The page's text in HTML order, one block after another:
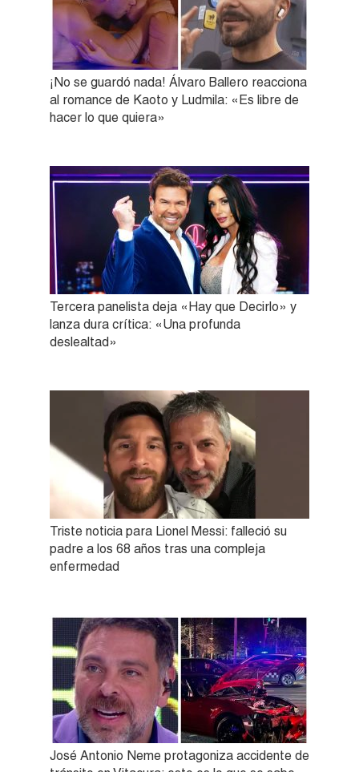
¡No se guardó nada! Álvaro Ballero reacciona
al romance de Kaoto y Ludmila: «Es libre de
hacer lo que quiera»
Tercera panelista deja «Hay que Decirlo» y
lanza dura crítica: «Una profunda
deslealtad»
Triste noticia para Lionel Messi: falleció su
padre a los 68 años tras una compleja
enfermedad
José Antonio Neme protagoniza accidente de